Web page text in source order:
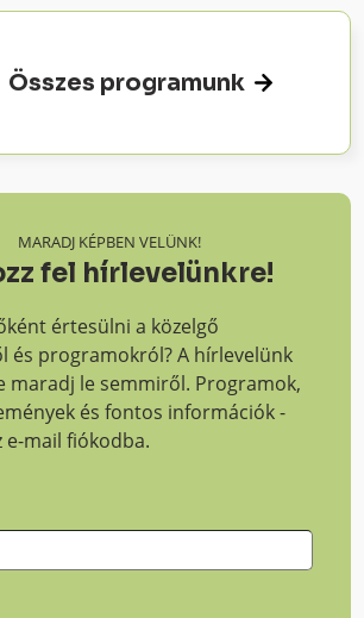
Összes programunk
MARADJ KÉPBEN VELÜNK!
fel hírlevelünkre!
értesülni a közelgő
és programokról? A hírlevelünk
maradj le semmiről. Programok,
és fontos információk -
e-mail fiókodba.